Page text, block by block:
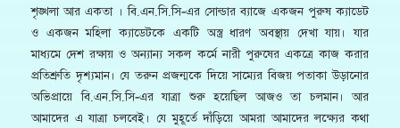
শৃঙ্খলা আর একতা । বি.এন.সি.সি-এর সোল্ডার ব্যাজে একজন পুরুষ ক্যাডেট
ও একজন মহিলা ক্যাডেটকে একটি অস্ত্র ধারণ অবস্থায় দেখা যায়। যার
মাধ্যমে দেশ রক্ষায় ও অন্যান্য সকল কর্মে নারী পুরুষের একত্রে কাজ করার
প্রতিশ্রুতি দৃশ্যমান। যে তরুন প্রজন্মকে দিয়ে সাম্যের বিজয় পতাকা উড়ানোর
অভিপ্রায়ে বি.এন.সি.সি-এর যাত্রা শুরু হয়েছিল আজও তা চলমান। আর
আমাদের এ যাত্রা চলবেই। যে মুহূর্তে দাঁড়িয়ে আমরা আমাদের লক্ষ্যের কথা